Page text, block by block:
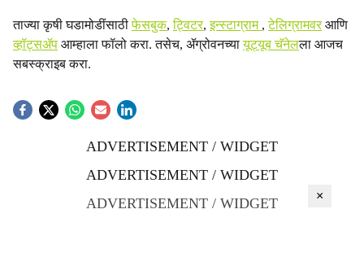
ताज्या कृषी घडामोडींसाठीफेसबुक,ट्विटर,इन्स्टाग्राम ,टेलिग्रामवरआणि
व्हॉट्सॲप आम्हाला फॉलो करा. तसेच, ॲग्रोवनच्यायूट्यूब चॅनेलला आजच
सबस्क्राइब करा.
ADVERTISEMENT / WIDGET
ADVERTISEMENT / WIDGET
ADVERTISEMENT / WIDGET
×